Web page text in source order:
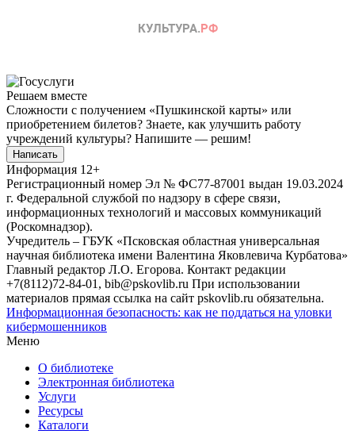
Решаем вместе
Сложности с получением «Пушкинской карты» или
приобретением билетов? Знаете, как улучшить работу
учреждений культуры? Напишите — решим!
Написать
Информация 12+
Регистрационный номер Эл № ФС77-87001 выдан 19.03.2024
г. Федеральной службой по надзору в сфере связи,
информационных технологий и массовых коммуникаций
(Роскомнадзор).
Учредитель – ГБУК «Псковская областная универсальная
научная библиотека имени Валентина Яковлевича Курбатова»
Главный редактор Л.О. Егорова. Контакт редакции
+7(8112)72-84-01, bib@pskovlib.ru При использовании
материалов прямая ссылка на сайт pskovlib.ru обязательна.
Информационная безопасность: как не поддаться на уловки
кибермошенников
Меню
О библиотеке
Электронная библиотека
Услуги
Ресурсы
Каталоги